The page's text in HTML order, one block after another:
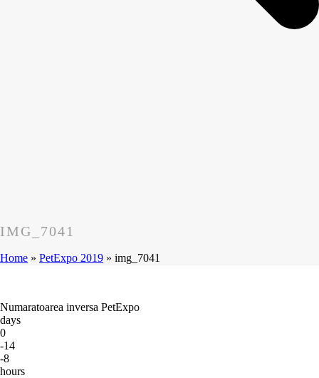
IMG_7041
Home » PetExpo 2019 » img_7041
Numaratoarea inversa PetExpo
days
0
-14
-8
hours